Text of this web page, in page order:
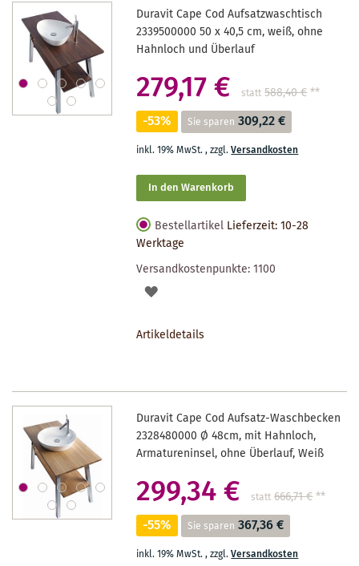
Duravit Cape Cod Aufsatzwaschtisch
2339500000 50 x 40,5 cm, weiß, ohne
Hahnloch und Überlauf
279,17 € statt 588,40 €**
-53% Sie sparen 309,22 €
inkl. 19% MwSt.,zzgl.Versandkosten
In den Warenkorb
Bestellartikel Lieferzeit: 10-28
Werktage
Versandkostenpunkte:1100
AUF
Artikeldetails
Duravit Cape Cod Aufsatz-Waschbecken
2328480000 Ø 48cm, mit Hahnloch,
Armatureninsel, ohne Überlauf, Weiß
299,34 € statt 666,71 €**
-55% Sie sparen 367,36 €
inkl. 19% MwSt.,zzgl.Versandkosten